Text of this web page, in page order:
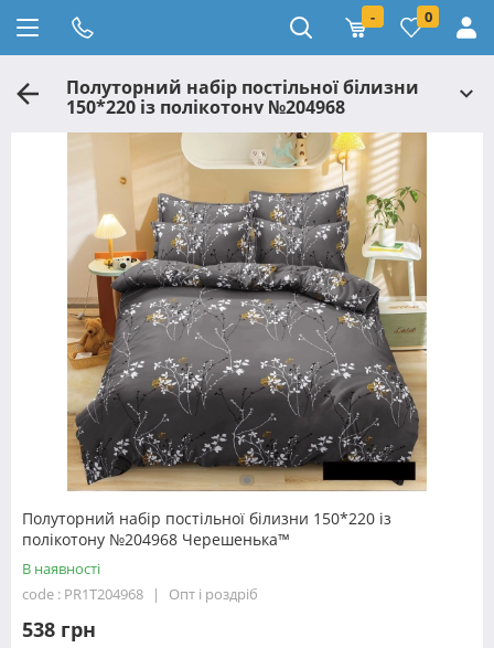
- 0
Полуторний набір постільної білизни
150*220 із полікотону №204968
Черешенька™
Полуторний набір постільної білизни 150*220 із
полікотону №204968 Черешенька™
В наявності
code : PR1T204968
Опт і роздріб
538 грн